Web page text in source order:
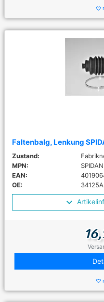
favorite_border
Faltenbalg, Lenkung
Zustand:
MPN:
EAN:
OE:
favorite_border